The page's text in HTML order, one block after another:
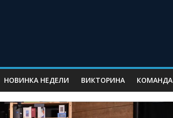
НОВИНКА НЕДЕЛИ ВИКТОРИНА КОМАНДА